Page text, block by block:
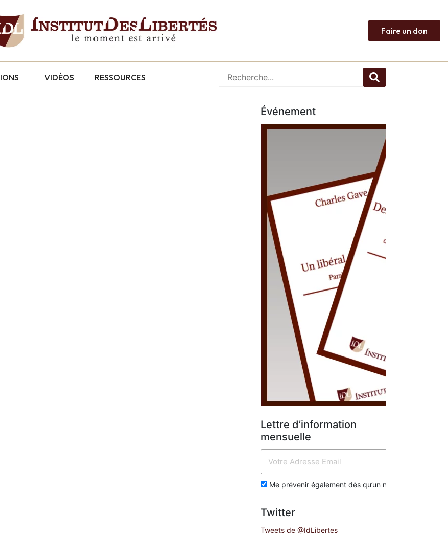
Faire un don
VIDÉOS RESSOURCES
Événement
Lettre d’information
mensuelle
Me prévenir également dès qu’un nouvel article est
Twitter
Tweets de @IdLibertes